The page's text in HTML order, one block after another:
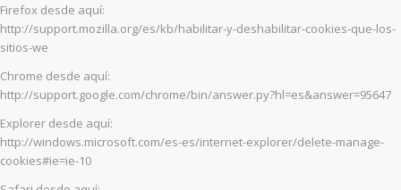
Firefox desde aquí:
http://support.mozilla.org/es/kb/habilitar-y-deshabilitar-cookies-que-los-
sitios-we
Chrome desde aquí:
http://support.google.com/chrome/bin/answer.py?hl=es&answer=95647
Explorer desde aquí:
http://windows.microsoft.com/es-es/internet-explorer/delete-manage-
cookies#ie=ie-10